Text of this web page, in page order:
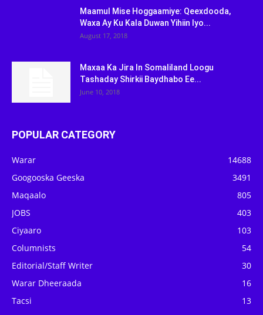
Maamul Mise Hoggaamiye: Qeexdooda,
Waxa Ay Ku Kala Duwan Yihiin Iyo...
August 17, 2018
Maxaa Ka Jira In Somaliland Loogu
Tashaday Shirkii Baydhabo Ee...
June 10, 2018
POPULAR CATEGORY
Warar
14688
Googooska Geeska
3491
Maqaalo
805
JOBS
403
Ciyaaro
103
Columnists
54
Editorial/Staff Writer
30
Warar Dheeraada
16
Tacsi
13